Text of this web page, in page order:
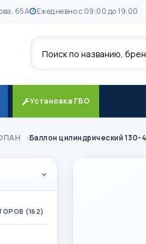
65А Ежедневно с 09:00 до 19:00
Установка ГБО
Баллон цилиндрический 130-
(162)